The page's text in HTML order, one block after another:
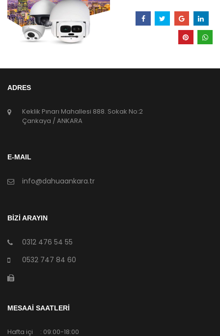
ADRES
Keklik Pınarı Mahallesi 888. Sokak No:2
Çankaya / ANKARA
E-MAIL
info@dahuaankara.tr
BİZİ ARAYIN
0312 476 54 55
0532 747 84 60
MESAAİ SAATLERİ
Hafta içi : 09:00-18:00